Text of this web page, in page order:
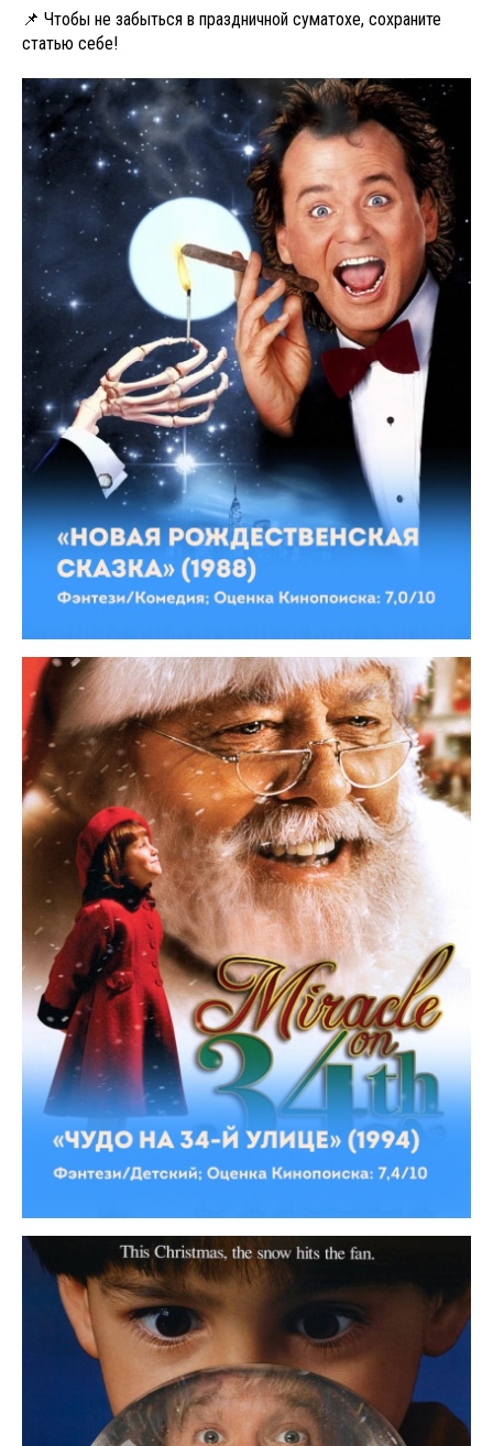
📌 Чтобы не забыться в праздничной суматохе, сохраните
статью себе!